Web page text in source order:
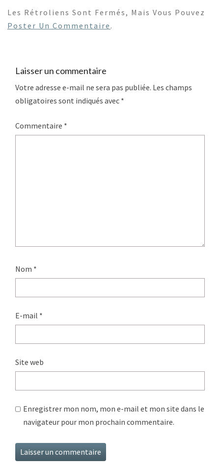
Les Rétroliens Sont Fermés, Mais Vous Pouvez
Poster Un Commentaire .
Laisser un commentaire
Votre adresse e-mail ne sera pas publiée. Les champs
obligatoires sont indiqués avec *
Commentaire *
Nom *
E-mail *
Site web
Enregistrer mon nom, mon e-mail et mon site dans le
navigateur pour mon prochain commentaire.